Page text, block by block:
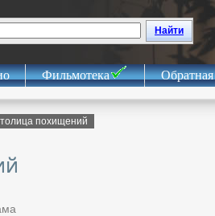
Найти
Фильмотека Обратная
похищений